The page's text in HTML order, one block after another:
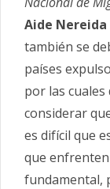
Aide Nereida
también se
países
por las
considerar
es difícil que
que
fundamental,